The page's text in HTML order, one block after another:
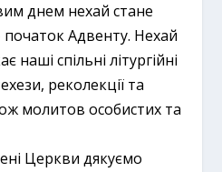
днем нехай стане
початок Адвенту. Нехай
спільні літургійні
реколекції та
молитов особистих та
Церкви дякуємо